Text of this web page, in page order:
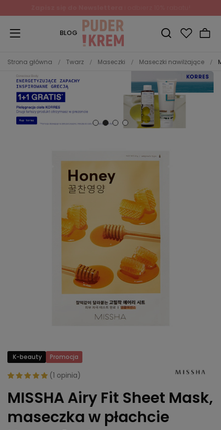
BLOG
Strona główna Twarz Maseczki Maseczki nawilżające
K-beauty Promocja
(1 opinia)
MISSHA Airy Fit Sheet Mask,
maseczka w płachcie